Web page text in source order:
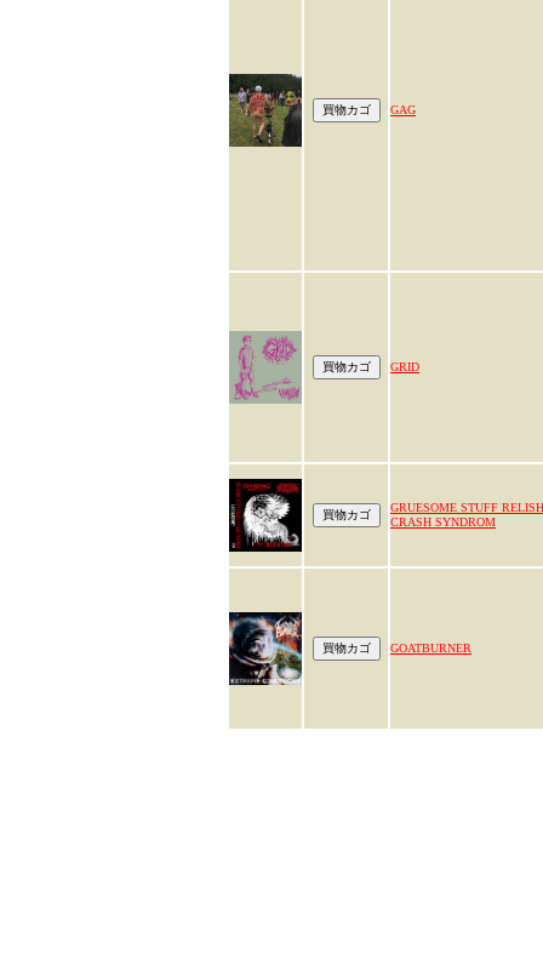
GAG
GRID
GRUESOME STUFF
CRASH SYNDROM
GOATBURNER